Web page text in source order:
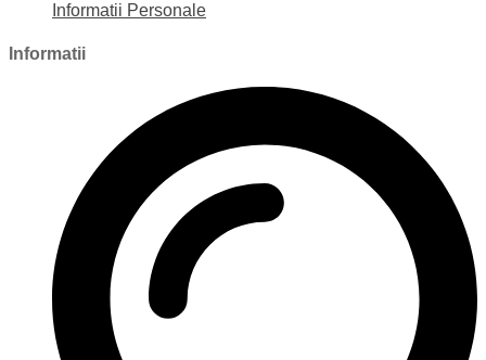
Informatii Personale
Informatii